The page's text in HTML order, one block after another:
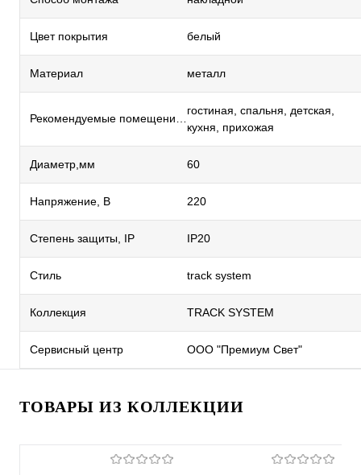
Цвет покрытия белый
Материал металл
гостиная, спальня, детская,
кухня, прихожая
Диаметр,мм 60
Напряжение, В 220
Степень защиты, IP IP20
Стиль track system
Коллекция TRACK SYSTEM
Сервисный центр ООО "Премиум Свет"
ТОВАРЫ ИЗ КОЛЛЕКЦИИ